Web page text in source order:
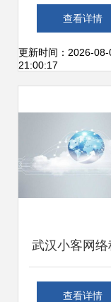
明智选择与高
展技术咨
查看详情
更新时间：2026-08-
21:00:17
武汉小客网络
服务端开发工
查看详情